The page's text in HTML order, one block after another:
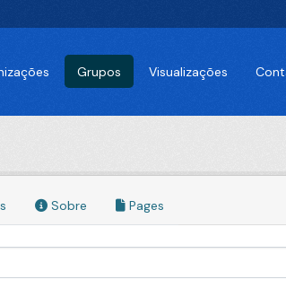
Grupos Visualizações
Sobre Pages